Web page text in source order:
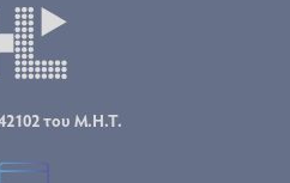
του Μ.Η.Τ.